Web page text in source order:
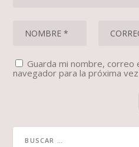
Guarda mi nombre,
navegador para la próxima